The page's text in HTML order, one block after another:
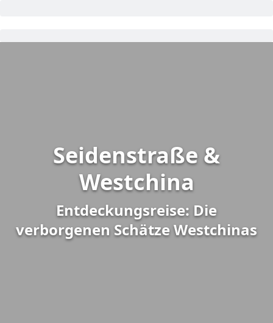
Seidenstraße &
Westchina
Entdeckungsreise: Die
verborgenen Schätze Westchinas